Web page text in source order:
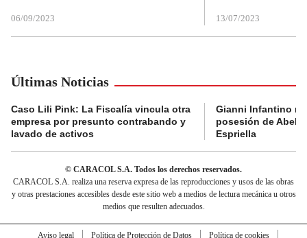
06/09/2023 13/07/2023
Últimas Noticias
Caso Lili Pink: La Fiscalía vincula otra
empresa por presunto contrabando y
lavado de activos
Gianni Infantino
posesión de
Espriella
© CARACOL S.A. Todos los derechos reservados.
CARACOL S.A. realiza una reserva expresa de las reproducciones y usos de las obras
y otras prestaciones accesibles desde este sitio web a medios de lectura mecánica u otros
medios que resulten adecuados.
Aviso legal Política de Protección de Datos Política de cookies